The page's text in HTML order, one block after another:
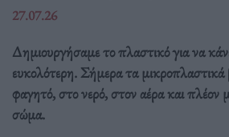
27.07.26
Δημιουργήσαμε το πλαστικό για να
ευκολότερη. Σήμερα τα μικροπλαστικά
φαγητό, στο νερό, στον αέρα και πλέον
σώμα.